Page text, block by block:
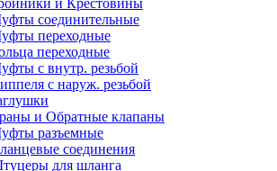
соединительные
переходные
переходные
с внутр. резьбой
с наруж. резьбой
и Обратные клапаны
разъемные
соединения
для шланга